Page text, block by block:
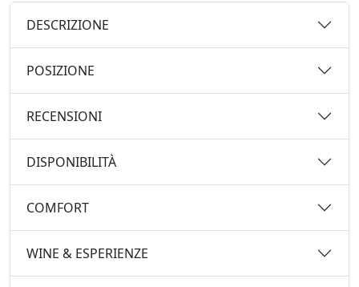
DESCRIZIONE
POSIZIONE
RECENSIONI
DISPONIBILITÀ
COMFORT
WINE & ESPERIENZE